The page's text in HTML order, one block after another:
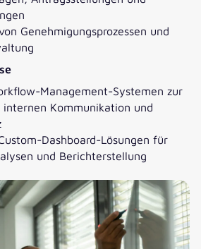
Genehmigungsprozessen und
Management-Systemen zur
internen Kommunikation und
Dashboard-Lösungen für
und Berichterstellung